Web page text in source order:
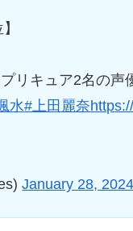
リキュア2名の声
水#上田麗奈
January 28, 2024